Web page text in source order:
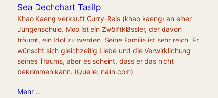
Sea Dechchart Tasilp
Khao Kaeng verkauft Curry-Reis (khao kaeng) an einer
Jungenschule. Moo ist ein Zwölftklässler, der davon
träumt, ein Idol zu werden. Seine Familie ist sehr reich. Er
wünscht sich gleichzeitig Liebe und die Verwirklichung
seines Traums, aber es scheint, dass er das nicht
bekommen kann. (Quelle: naiin.com)
Mehr …